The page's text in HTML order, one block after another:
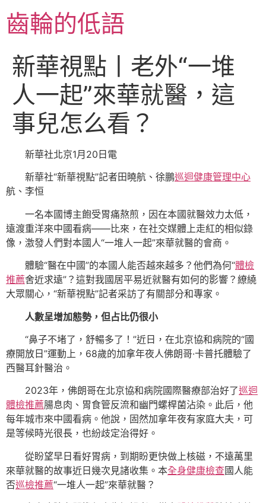
至
主齒輪的低語
新華視點丨老外“一堆
人一起”來華就醫，這
事兒怎么看？
新華社北京1月20日電
新華社“新華視點”記者田曉航、徐鵬巡迴健康管理中心
航、李恒
一名本國博主飽受胃痛熬煎，因在本國就醫效力太低，
遠渡重洋來中國看病——比來，在社交媒體上走紅的相似錄
像，激發人們對本國人“一堆人一起”來華就醫的會商。
體驗“醫在中國”的本國人能否越來越多？他們為何“體檢
推薦舍近求遠”？這對我國居平易近就醫有如何的影響？繚繞
大眾關心，“新華視點”記者采訪了有關部分和專家。
人數呈增加態勢，但占比仍很小
“鼻子不堵了，舒暢多了！”近日，在北京協和病院的“國
療開放日”運動上，68歲的加拿年夜人佛朗哥·卡普托體驗了
西醫耳針醫治。
2023年，佛朗哥在北京協和病院國際醫療部治好了巡迴
體檢推薦腸息肉、胃食管反流和幽門螺桿菌沾染。此后，他
每年城市來中國看病。他說，固然加拿年夜有家庭大夫，可
是等候時光很長，也紛歧定治得好。
從盼望早日看好胃病，到期盼更快做上核磁，不遠萬里
來華就醫的故事近日幾次見諸收集。本全身健康檢查國人能
否巡檢推薦“一堆人一起”來華就醫？